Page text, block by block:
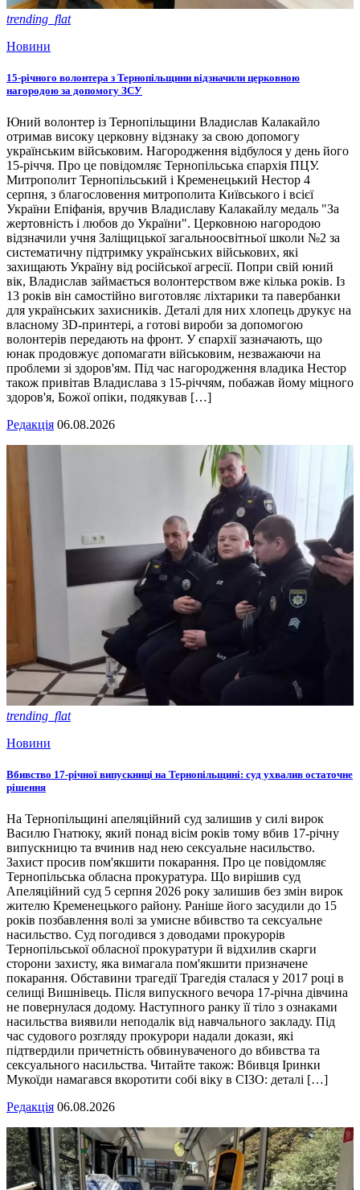
trending_flat
Новини
15-річного волонтера з Тернопільщини відзначили церковною
нагородою за допомогу ЗСУ
Юний волонтер із Тернопільщини Владислав Калакайло
отримав високу церковну відзнаку за свою допомогу
українським військовим. Нагородження відбулося у день його
15-річчя. Про це повідомляє Тернопільська єпархія ПЦУ.
Митрополит Тернопільський і Кременецький Нестор 4
серпня, з благословення митрополита Київського і всієї
України Епіфанія, вручив Владиславу Калакайлу медаль "За
жертовність і любов до України". Церковною нагородою
відзначили учня Заліщицької загальноосвітньої школи №2 за
систематичну підтримку українських військових, які
захищають Україну від російської агресії. Попри свій юний
вік, Владислав займається волонтерством вже кілька років. Із
13 років він самостійно виготовляє ліхтарики та павербанки
для українських захисників. Деталі для них хлопець друкує на
власному 3D-принтері, а готові вироби за допомогою
волонтерів передають на фронт. У єпархії зазначають, що
юнак продовжує допомагати військовим, незважаючи на
проблеми зі здоров'ям. Під час нагородження владика Нестор
також привітав Владислава з 15-річчям, побажав йому міцного
здоров'я, Божої опіки, подякував […]
Редакція 06.08.2026
trending_flat
Новини
Вбивство 17-річної випускниці на Тернопільщині: суд ухвалив остаточне
рішення
На Тернопільщині апеляційний суд залишив у силі вирок
Василю Гнатюку, який понад вісім років тому вбив 17-річну
випускницю та вчинив над нею сексуальне насильство.
Захист просив пом'якшити покарання. Про це повідомляє
Тернопільська обласна прокуратура. Що вирішив суд
Апеляційний суд 5 серпня 2026 року залишив без змін вирок
жителю Кременецького району. Раніше його засудили до 15
років позбавлення волі за умисне вбивство та сексуальне
насильство. Суд погодився з доводами прокурорів
Тернопільської обласної прокуратури й відхилив скарги
сторони захисту, яка вимагала пом'якшити призначене
покарання. Обставини трагедії Трагедія сталася у 2017 році в
селищі Вишнівець. Після випускного вечора 17-річна дівчина
не повернулася додому. Наступного ранку її тіло з ознаками
насильства виявили неподалік від навчального закладу. Під
час судового розгляду прокурори надали докази, які
підтвердили причетність обвинуваченого до вбивства та
сексуального насильства. Читайте також: Вбивця Іринки
Мукоїди намагався вкоротити собі віку в СІЗО: деталі […]
Редакція 06.08.2026